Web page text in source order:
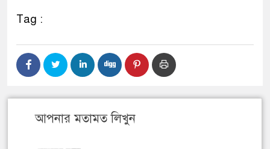
Tag :
আপনার মতামত লিখুন